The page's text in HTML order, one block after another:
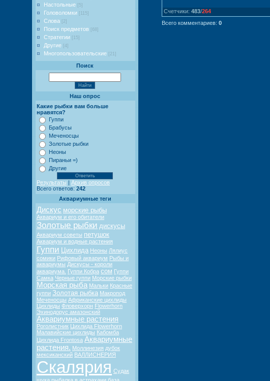
Настольные [5]
Головоломки [115]
Слова [2]
Поиск предметов [68]
Стратегии [15]
Другие [4]
Многопользовательские [21]
Поиск
Наш опрос
Какие рыбки вам больше
нравятся?
Гуппи
Брабусы
Меченосцы
Золотые рыбки
Неоны
Пираньи =)
Другие
Результаты | Архив опросов
Всего ответов: 242
Аквариумные теги
Дискус морские рыбы
Аквариум и его обитатели
Золотые рыбки дискусы
Аквариум советы петушок
Аквариум и водные растения
Гуппи Цихлида Неоны Лялиус
сомики Рифовый аквариум Рыбы и
аквариумы Дискусы - короли
аквариума. Гуппи Кобра сом Гуппи
Самка Черные гуппи Морские рыбки
Морская рыба Мальки Красные
гуппи Золотая рыбка Макропод
Меченосцы Африканские цихлиды
Цихлиды Фловерхорн Flowerhorn
Эхинодорус амазонский
Аквариумные растения
Роголистник Цихлида Flowerhorn
Малавийские цихлиды Кабомба
Цихлида Frontosa Аквариумные
растения. Моллинезия дубок
мексиканский ВАЛЛИСНЕРИЯ
Скалярия Судак
Счетчики: 483/264
Всего комментариев: 0